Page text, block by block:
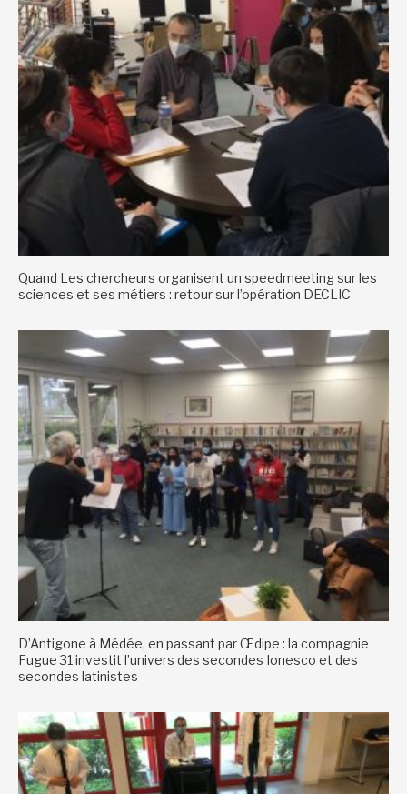
Quand Les chercheurs organisent un speedmeeting sur les
sciences et ses métiers : retour sur l’opération DECLIC
D’Antigone à Médée, en passant par Œdipe : la compagnie
Fugue 31 investit l’univers des secondes Ionesco et des
secondes latinistes